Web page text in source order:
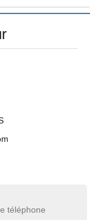
téléphone